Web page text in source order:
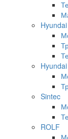
Hyundai
Sintec
ROLF